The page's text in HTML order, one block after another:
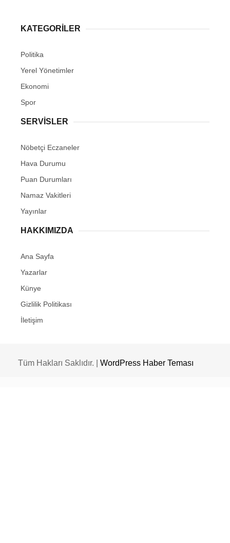
KATEGORİLER
Politika
Yerel Yönetimler
Ekonomi
Spor
SERVİSLER
Nöbetçi Eczaneler
Hava Durumu
Puan Durumları
Namaz Vakitleri
Yayınlar
HAKKIMIZDA
Ana Sayfa
Yazarlar
Künye
Gizlilik Politikası
İletişim
Tüm Hakları Saklıdır. | WordPress Haber Teması